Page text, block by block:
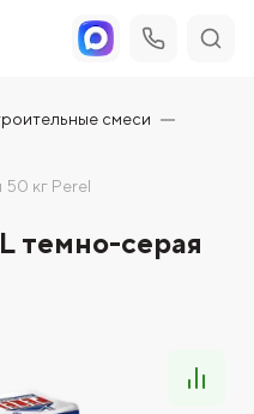
смеси
кг Perel
темно-серая